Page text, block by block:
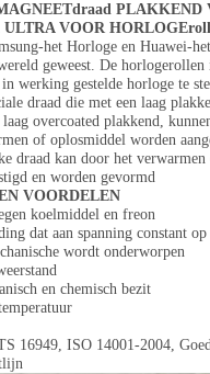
PLAKKEND
VOOR
het Horloge en Huawei-
geweest. De horlogerollen
werking gestelde horloge te
draad die met een laag
overcoated plakkend,
of oplosmiddel worden
draad kan door het verwarmen
en worden gevormd
VOORDELEN
koelmiddel en freon
dat aan spanning constant op
wordt onderworpen
en chemisch bezit
16949, ISO 14001-2004,